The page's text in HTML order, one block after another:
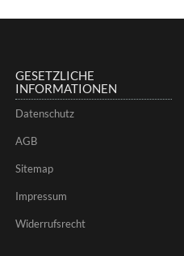
GESETZLICHE
INFORMATIONEN
Datenschutz
AGB
Sitemap
Impressum
Widerrufsrecht